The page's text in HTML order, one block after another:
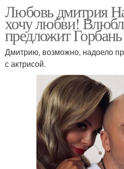
Любовь дмитрия
хочу любви!
предложит
Дмитрию, возможно, надоело
с актрисой.